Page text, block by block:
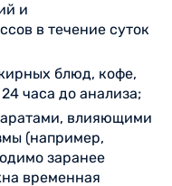
и
в течение суток
блюд, кофе,
часа до анализа;
влияющими
(например,
заранее
временная